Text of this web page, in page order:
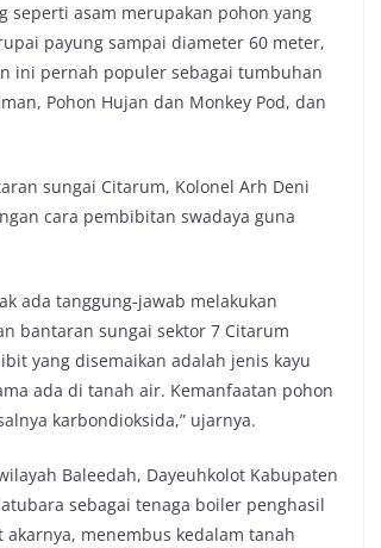
asam merupakan pohon yang
payung sampai diameter 60 meter,
ini pernah populer sebagai tumbuhan
Pohon Hujan dan Monkey Pod, dan
sungai Citarum, Kolonel Arh Deni
cara pembibitan swadaya guna
ada tanggung-jawab melakukan
bantaran sungai sektor 7 Citarum
yang disemaikan adalah jenis kayu
ada di tanah air. Kemanfaatan pohon
karbondioksida,” ujarnya.
Baleedah, Dayeuhkolot Kabupaten
sebagai tenaga boiler penghasil
menembus kedalam tanah